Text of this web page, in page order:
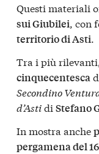
Questi materiali
sui Giubilei, con
territorio di Asti.
Tra i più
cinquecentesca
Secondino
d’Astidi Stefano
In mostra anche
pergamena del